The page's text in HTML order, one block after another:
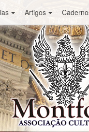
Artigos